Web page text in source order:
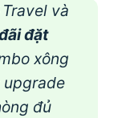
và
đặt
xông
đủ